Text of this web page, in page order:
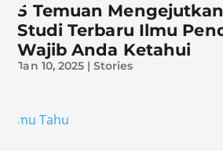
5 Temuan
Studi Terbaru Ilmu
Wajib Anda Ketahui
Jan 10, 2025 |Stories